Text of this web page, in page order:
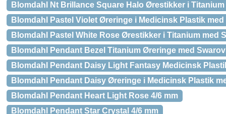
Blomdahl Nt Brillance Square Halo Ørestikker i Titanium
Blomdahl Pastel Violet Øreringe i Medicinsk Plastik
Blomdahl Pastel White Rose Ørestikker i Titanium med
Blomdahl Pendant Bezel Titanium Øreringe med
Blomdahl Pendant Daisy Light Fantasy Medicinsk
Blomdahl Pendant Daisy Øreringe i Medicinsk Plastik
Blomdahl Pendant Heart Light Rose 4/6 mm
Blomdahl Pendant Star Crystal 4/6 mm